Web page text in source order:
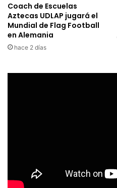
Coach de Escuelas
Aztecas UDLAP jugará el
Mundial de Flag Football
en Alemania
hace 2 días